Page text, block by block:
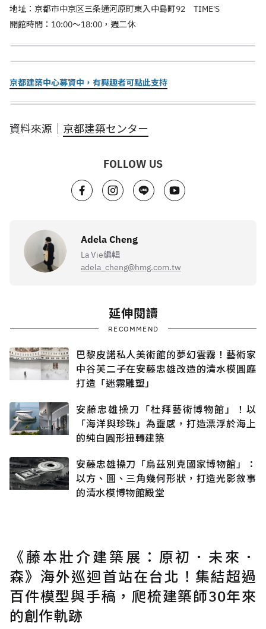
地址：京都市中京区三条通河原町東入中島町92 TIME'S
開館時間：10:00～18:00，週二休
京都建築中心募資中，有興趣者可點此支持
資料來源｜ 京都建築センター
FOLLOW US
Adela Cheng
La Vie編輯
adela_cheng@hmg.com.tw
延伸閱讀
RECOMMEND
巴黎皮諾私人美術館的夢幻雲霧！藝術家
中谷芙二子在安藤忠雄改造的清水模圓廳
打造「迷霧雕塑」
安藤忠雄操刀「杜拜藝術博物館」！以
「海洋與珍珠」為靈感，打造漂浮於海上
的純白圓形扭轉建築
安藤忠雄操刀「烏茲別克國家博物館」：
以方、圓、三角幾何形狀，打造光影敘事
的清水模博物館殿堂
《藤本壯介建築展：原初．未來．
森》海外巡迴首站在台北！集結超過
百件模型與手稿，爬梳建築師30年來
的創作軌跡